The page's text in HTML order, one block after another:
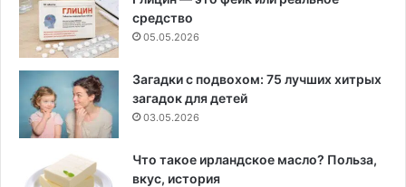
средство
05.05.2026
Загадки с подвохом: 75 лучших хитрых
загадок для детей
03.05.2026
Что такое ирландское масло? Польза,
вкус, история